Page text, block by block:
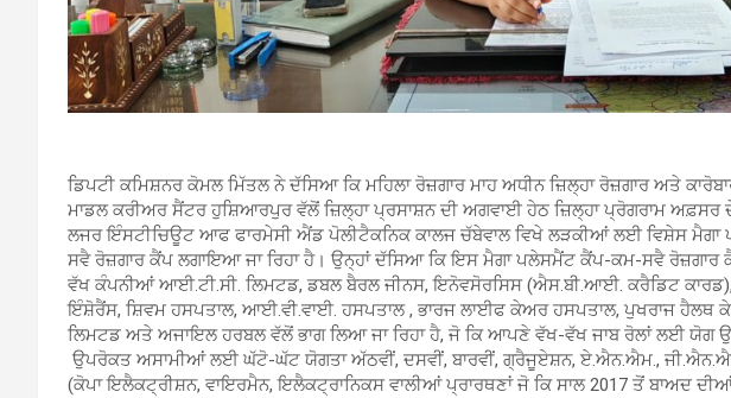
ਡਿਪਟੀ ਕਮਿਸ਼ਨਰ ਕੋਮਲ ਮਿੱਤਲ ਨੇ ਦੱਸਿਆ ਕਿ ਮਹਿਲਾ ਰੋਜ਼ਗਾਰ ਮਾਹ ਅਧੀਨ ਜ਼ਿਲ੍ਹਾ ਰੋਜ਼ਗਾਰ ਅਤੇ
ਮਾਡਲ ਕਰੀਅਰ ਸੈਂਟਰ ਹੁਸ਼ਿਆਰਪੁਰ ਵੱਲੋਂ ਜ਼ਿਲ੍ਹਾ ਪ੍ਰਸਾਸ਼ਨ ਦੀ ਅਗਵਾਈ ਹੇਠ ਜ਼ਿਲ੍ਹਾ ਪ੍ਰੋਗਰਾਮ ਅਫ਼ਸਰ
ਲਜਰ ਇੰਸਟੀਚਿਊਟ ਆਫ ਫਾਰਮੇਸੀ ਐਂਡ ਪੋਲੀਟੈਕਨਿਕ ਕਾਲਜ ਚੱਬੇਵਾਲ ਵਿਖੇ ਲੜਕੀਆਂ ਲਈ ਵਿਸ਼ੇਸ
ਸਵੈ ਰੋਜ਼ਗਾਰ ਕੈਂਪ ਲਗਾਇਆ ਜਾ ਰਿਹਾ ਹੈ। ਉਨ੍ਹਾਂ ਦੱਸਿਆ ਕਿ ਇਸ ਮੈਗਾ ਪਲੇਸਮੈਂਟ ਕੈਂਪ-ਕਮ-ਸਵੈ ਰੋਜ਼ਗਾਰ
ਵੱਖ ਕੰਪਨੀਆਂ ਆਈ.ਟੀ.ਸੀ. ਲਿਮਟਡ, ਡਬਲ ਬੈਰਲ ਜੀਨਸ, ਇਨੋਵਸੋਰਸਿਸ (ਐਸ.ਬੀ.ਆਈ. ਕਰੈਡਿਟ
ਇੰਸ਼ੋਰੈਂਸ, ਸ਼ਿਵਮ ਹਸਪਤਾਲ, ਆਈ.ਵੀ.ਵਾਈ. ਹਸਪਤਾਲ , ਭਾਰਜ ਲਾਈਫ ਕੇਅਰ ਹਸਪਤਾਲ, ਪੁਖਰਾਜ
ਲਿਮਟਡ ਅਤੇ ਅਜਾਇਲ ਹਰਬਲ ਵੱਲੋਂ ਭਾਗ ਲਿਆ ਜਾ ਰਿਹਾ ਹੈ, ਜੋ ਕਿ ਆਪਣੇ ਵੱਖ-ਵੱਖ ਜਾਬ ਰੋਲਾਂ ਲਈ ਯੋਗ
ਉਪਰੋਕਤ ਅਸਾਮੀਆਂ ਲਈ ਘੱਟੋ-ਘੱਟ ਯੋਗਤਾ ਅੱਠਵੀਂ, ਦਸਵੀਂ, ਬਾਰਵੀਂ, ਗ੍ਰੈਜੂਏਸ਼ਨ, ਏ.ਐਨ.ਐਮ.,
(ਕੋਪਾ ਇਲੈਕਟ੍ਰੀਸ਼ਨ, ਵਾਇਰਮੈਨ, ਇਲੈਕਟ੍ਰਾਨਿਕਸ ਵਾਲੀਆਂ ਪ੍ਰਾਰਥਣਾਂ ਜੋ ਕਿ ਸਾਲ 2017 ਤੋਂ ਬਾਅਦ